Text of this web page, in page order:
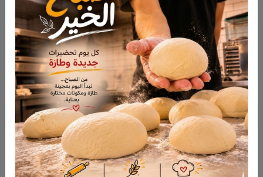
الطعام وعدم التخلي عن قيلولة ما بعد الظهر
إذا كانت متاحة.
نشر في طب وصحة
ابحث
أحدث المقالات